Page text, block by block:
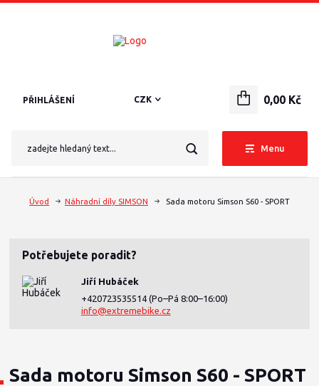
Menu
CZK
PŘIHLÁŠENÍ 0,00 Kč
Úvod Náhradní díly SIMSON Sada motoru Simson S60 - SPORT
Potřebujete poradit?
Jiří Hubáček
+420723535514 (Po–Pá 8:00–16:00)
info@extremebike.cz
Sada motoru Simson S60 - SPORT